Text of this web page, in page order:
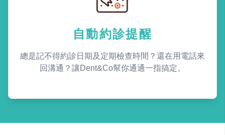
自動約診提醒
總是記不得約診日期及定期檢查時間？還在用電話來
回溝通？讓Dent&Co幫你通通一指搞定。